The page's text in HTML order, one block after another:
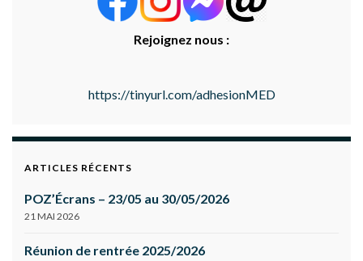
Rejoignez nous :
https://tinyurl.com/adhesionMED
ARTICLES RÉCENTS
POZ’Écrans – 23/05 au 30/05/2026
21 MAI 2026
Réunion de rentrée 2025/2026